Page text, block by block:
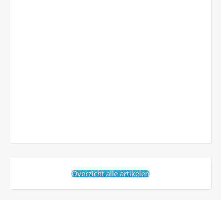
Overzicht alle artikelen